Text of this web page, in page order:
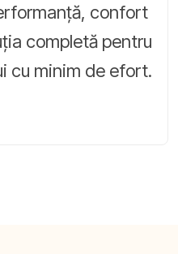
confort
completă pentru
cu minim de efort.